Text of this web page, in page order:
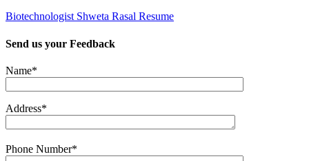
Biotechnologist Shweta Rasal Resume
Send us your Feedback
Name*
Address*
Phone Number*